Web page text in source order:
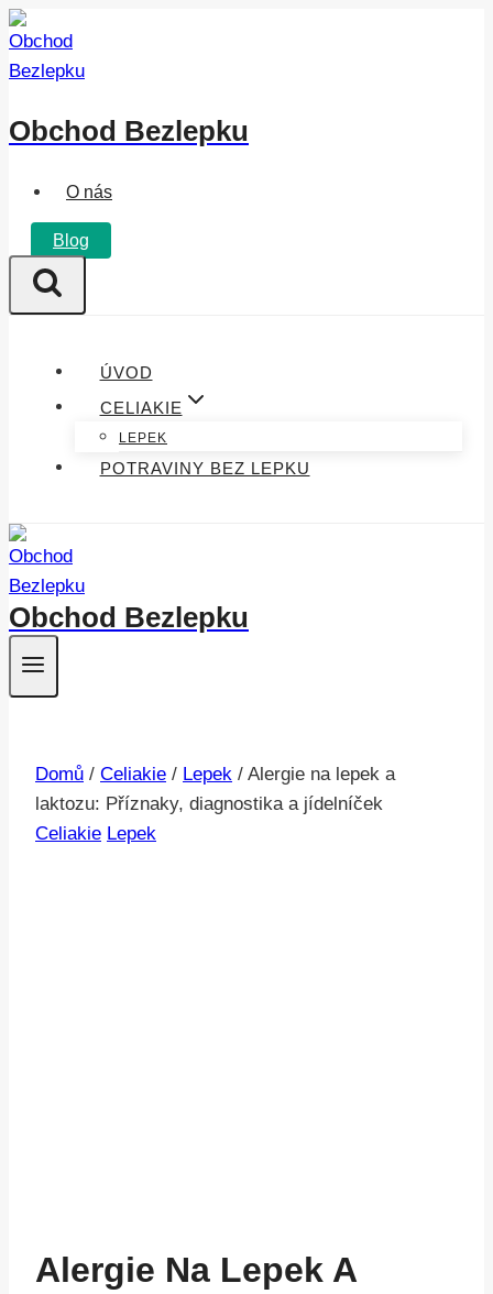
Přeskočit
na
obsah
Obchod Bezlepku
O nás
Blog
ÚVOD
CELIAKIE
LEPEK
POTRAVINY BEZ LEPKU
Obchod Bezlepku
Domů / Celiakie / Lepek / Alergie na lepek a
laktozu: Příznaky, diagnostika a jídelníček
Celiakie Lepek
Alergie Na Lepek A